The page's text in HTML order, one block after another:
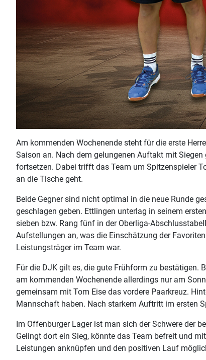
Am kommenden Wochenende steht für die erste
Saison an. Nach dem gelungenen Auftakt mit
fortsetzen. Dabei trifft das Team um Spitzenspieler
an die Tische geht.
Beide Gegner sind nicht optimal in die neue Runde
geschlagen geben. Ettlingen unterlag in seinem
sieben bzw. Rang fünf in der Oberliga-
Aufstellungen an, was die Einschätzung der
Leistungsträger im Team war.
Für die DJK gilt es, die gute Frühform zu bestätigen.
am kommenden Wochenende allerdings nur am
gemeinsam mit Tom Eise das vordere Paarkreuz.
Mannschaft haben. Nach starkem Auftritt im ersten
Im Offenburger Lager ist man sich der Schwere der
Gelingt dort ein Sieg, könnte das Team befreit und
Leistungen anknüpfen und den positiven Lauf